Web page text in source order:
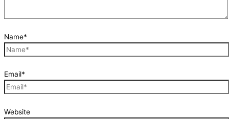
Name*
Email*
Website